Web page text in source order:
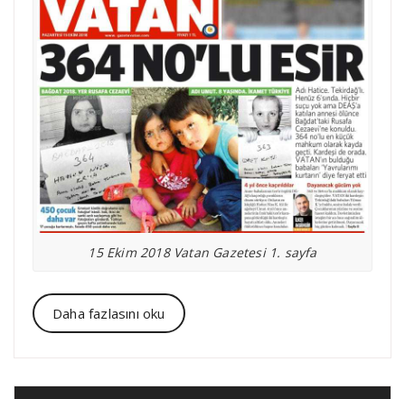
15 Ekim 2018 Vatan Gazetesi 1. sayfa
Daha fazlasını oku